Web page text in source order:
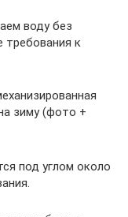
воду без
требования к
зиму (фото +
под углом около